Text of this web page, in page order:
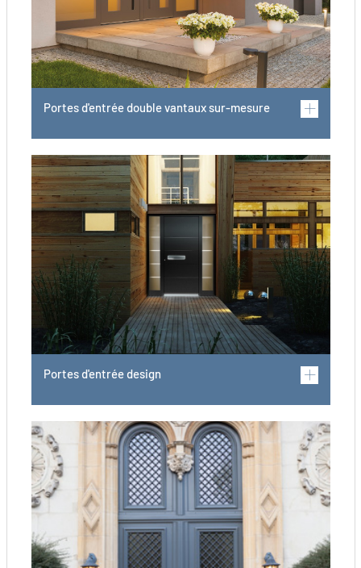
Portes d'entrée double vantaux sur-mesure
Portes d'entrée design